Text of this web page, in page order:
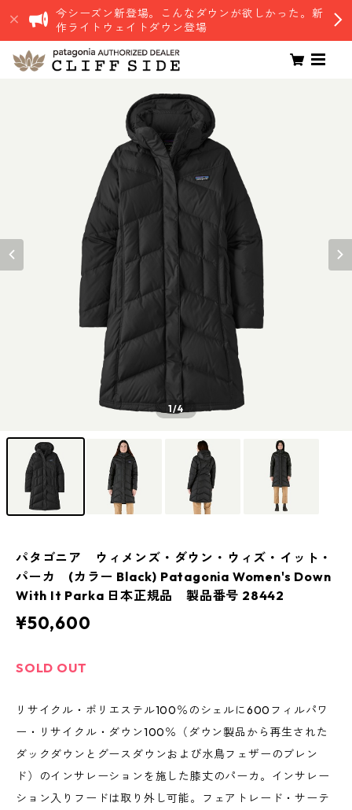
今シーズン新登場。こんなダウンが欲しかった。新
作ライトウェイトダウン登場
1/4
パタゴニア ウィメンズ・ダウン・ウィズ・イット・
パーカ (カラー Black) Patagonia Women's Down
With It Parka 日本正規品 製品番号 28442
¥50,600
SOLD OUT
リサイクル・ポリエステル100％のシェルに600フィルパワ
ー・リサイクル・ダウン100％（ダウン製品から再生された
ダックダウンとグースダウンおよび水鳥フェザーのブレン
ド）のインサレーションを施した膝丈のパーカ。インサレー
ション入りフードは取り外し可能。フェアトレード・サーテ